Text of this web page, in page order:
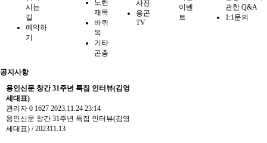
시는
길
예약하
기
노린
재목
바퀴
목
기타
곤충
사진
용곤
TV
이벤
트
관한 Q&A
1:1문의
공지사항
용인신문 창간 31주년 특집 인터뷰(김영
세대표)
관리자 0 1627 2023.11.24 23:14
용인신문 창간 31주년 특집 인터뷰(김영
세대표) / 202311.13